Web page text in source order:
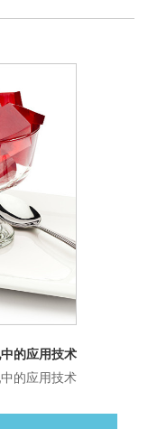
的应用技术
的应用技术